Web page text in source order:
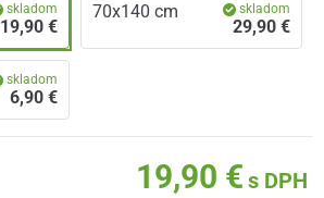
skladom
19,90 €
70x140 cm skladom
29,90 €
skladom
6,90 €
19,90 € s DPH